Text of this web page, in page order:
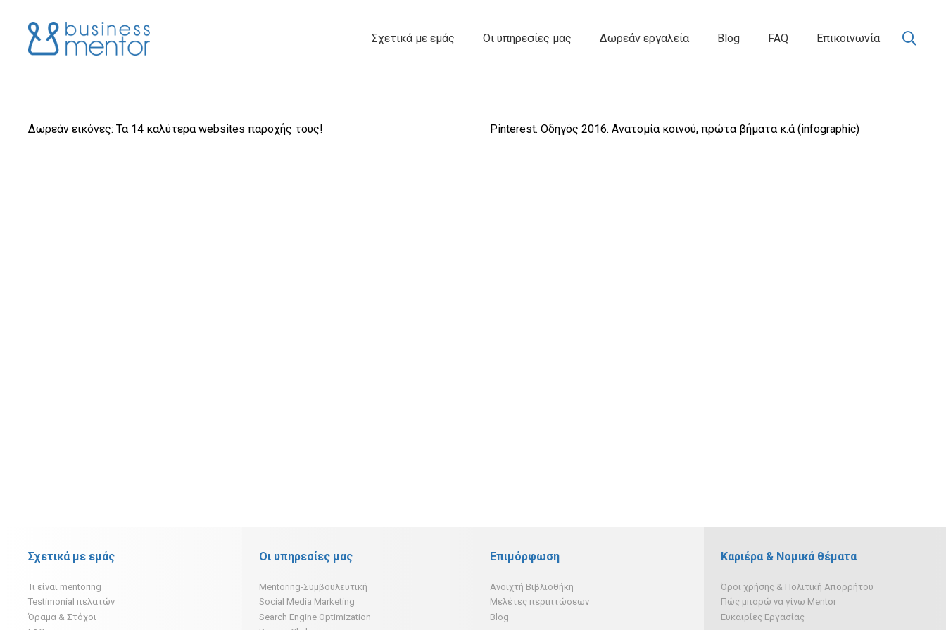
Σχετικά με εμάς Οι υπηρεσίες μας Δωρεάν εργαλεία Blog FAQ Επικοινωνία
Δωρεάν εικόνες: Τα 14 καλύτερα websites παροχής τους! Pinterest. Οδηγός 2016. Ανατομία κοινού, πρώτα βήματα κ.ά (infographic)
Σχετικά με εμάς
Τι είναι mentoring
Testimonial πελατών
Όραμα & Στόχοι
Οι υπηρεσίες μας
Mentoring-Συμβουλευτική
Social Media Marketing
Search Engine Optimization
Επιμόρφωση
Ανοιχτή Βιβλιοθήκη
Μελέτες περιπτώσεων
Blog
Καριέρα & Νομικά θέματα
Όροι χρήσης & Πολιτική Απορρήτου
Πώς μπορώ να γίνω Mentor
Ευκαιρίες Εργασίας